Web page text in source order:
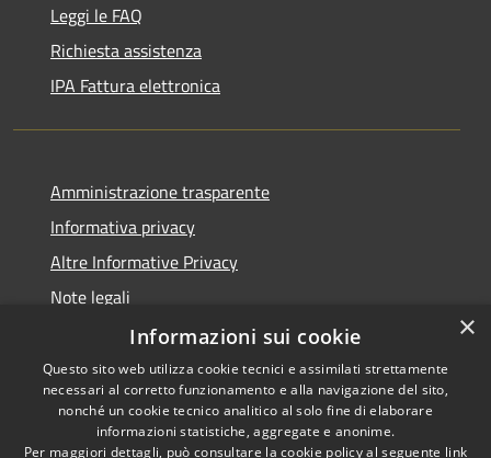
Leggi le FAQ
Richiesta assistenza
IPA Fattura elettronica
Amministrazione trasparente
Informativa privacy
Altre Informative Privacy
Note legali
Dichiarazione di accessibilità
RSS
Copyright © 2026 • Comune di
×
Informazioni sui cookie
Questo sito web utilizza cookie tecnici e assimilati strettamente
necessari al corretto funzionamento e alla navigazione del sito,
nonché un cookie tecnico analitico al solo fine di elaborare
informazioni statistiche, aggregate e anonime.
Per maggiori dettagli, può consultare la cookie policy al seguente link